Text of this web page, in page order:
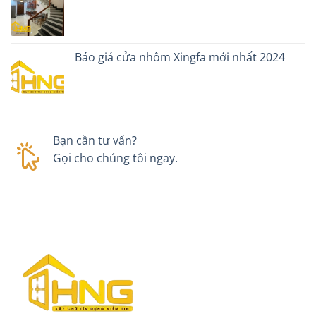
Báo giá cửa nhôm Xingfa mới nhất 2024
Bạn cần tư vấn?
Gọi cho chúng tôi ngay.